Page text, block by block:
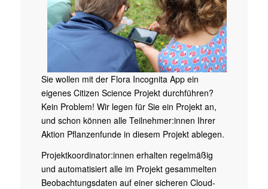
Sie wollen mit der Flora Incognita App ein
eigenes Citizen Science Projekt durchführen?
Kein Problem! Wir legen für Sie ein Projekt an,
und schon können alle Teilnehmer:innen Ihrer
Aktion Pflanzenfunde in diesem Projekt ablegen.
Projektkoordinator:innen erhalten regelmäßig
und automatisiert alle im Projekt gesammelten
Beobachtungsdaten auf einer sicheren Cloud-